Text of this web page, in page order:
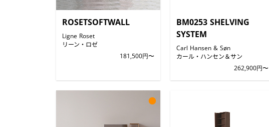
ROSETSOFTWALL
Ligne Roset
リーン・ロゼ
181,500円〜
BM0253 SHELVING
SYSTEM
Carl Hansen & Søn
カール・ハンセン＆サン
262,900円〜
●